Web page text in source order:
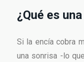
¿Qué es
Si la encía cobra
una sonrisa -lo